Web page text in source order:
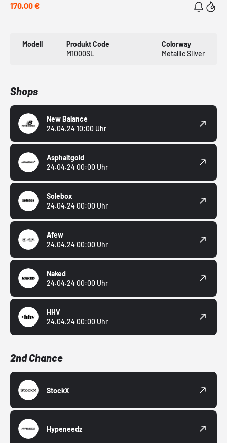
170,00 €
Modell
Produkt Code
M1000SL
Colorway
Metallic Silver
Shops
New Balance
24.04.24 10:00 Uhr
Asphaltgold
24.04.24 00:00 Uhr
Solebox
24.04.24 00:00 Uhr
Afew
24.04.24 00:00 Uhr
Naked
24.04.24 00:00 Uhr
HHV
24.04.24 00:00 Uhr
2nd Chance
StockX
Hypeneedz